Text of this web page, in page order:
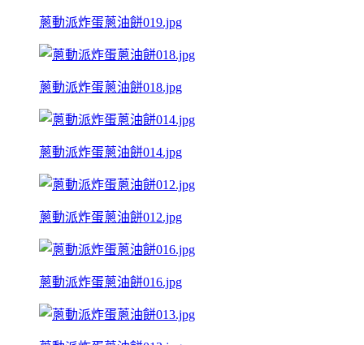
蔥動派炸蛋蔥油餅019.jpg
蔥動派炸蛋蔥油餅018.jpg
蔥動派炸蛋蔥油餅014.jpg
蔥動派炸蛋蔥油餅012.jpg
蔥動派炸蛋蔥油餅016.jpg